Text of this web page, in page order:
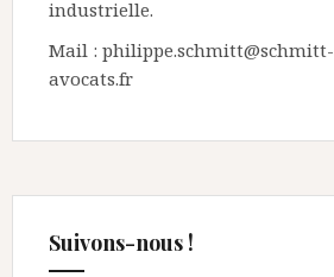
industrielle.
Mail : philippe.schmitt@schmitt-
avocats.fr
Suivons-nous !